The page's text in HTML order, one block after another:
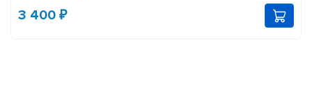
3 400 ₽